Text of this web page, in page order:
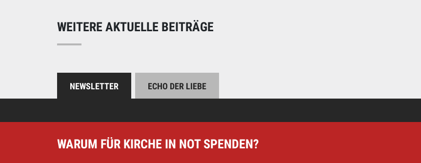
WEITERE AKTUELLE BEITRÄGE
NEWSLETTER ECHO DER LIEBE
WARUM FÜR KIRCHE IN NOT SPENDEN?